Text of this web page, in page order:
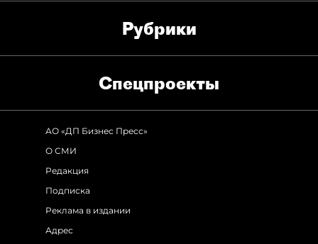
Рубрики
Спец­проекты
АО «ДП Бизнес Пресс»
О СМИ
Редакция
Подписка
Реклама в издании
Адрес